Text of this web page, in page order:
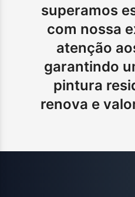
superamos
com nossa
atenção
garantindo
pintura
renova e